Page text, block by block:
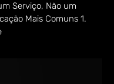
Serviço, Não um
Mais Comuns 1.